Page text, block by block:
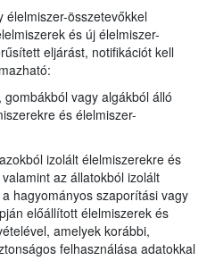
élelmiszer-összetevőkkel
és új élelmiszer-
eljárást, notifikációt kell
vagy algákból álló
és élelmiszer-
izolált élelmiszerekre és
az állatokból izolált
hagyományos szaporítási vagy
előállított élelmiszerek és
amelyek korábbi,
felhasználása adatokkal